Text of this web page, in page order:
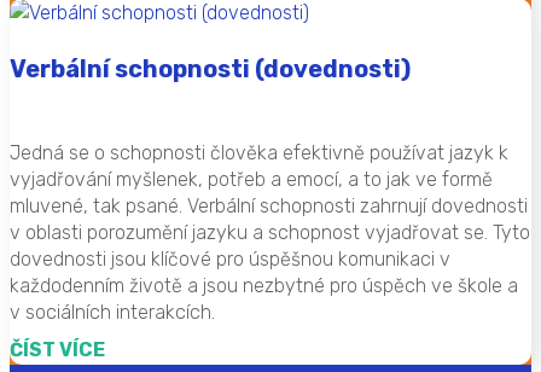
Verbální schopnosti (dovednosti)
Jedná se o schopnosti člověka efektivně používat jazyk k
vyjadřování myšlenek, potřeb a emocí, a to jak ve formě
mluvené, tak psané. Verbální schopnosti zahrnují dovednosti
v oblasti porozumění jazyku a schopnost vyjadřovat se. Tyto
dovednosti jsou klíčové pro úspěšnou komunikaci v
každodenním životě a jsou nezbytné pro úspěch ve škole a
v sociálních interakcích.
ČÍST VÍCE